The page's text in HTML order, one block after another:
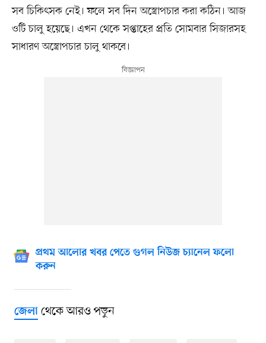
সব চিকিৎসক নেই। ফলে সব দিন অস্ত্রোপচার করা কঠিন। আজ
ওটি চালু হয়েছে। এখন থেকে সপ্তাহের প্রতি সোমবার সিজারসহ
সাধারণ অস্ত্রোপচার চালু থাকবে।
প্রথম আলোর খবর পেতে গুগল নিউজ চ্যানেল ফলো
করুন
জেলাথেকে আরও পড়ুন